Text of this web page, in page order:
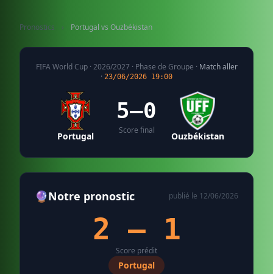
Pronostics › Portugal vs Ouzbékistan
FIFA World Cup · 2026/2027 · Phase de Groupe · Match aller
· 23/06/2026 19:00
Portugal
5–0
Score final
Ouzbékistan
🔮Notre pronostic publié le 12/06/2026
2 – 1
Score prédit
Portugal